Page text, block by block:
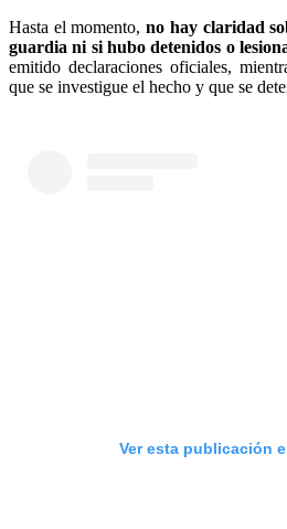
Hasta el momento,no hay claridad
guardia ni si hubo detenidos o
emitido declaraciones oficiales,
que se investigue el hecho y que se
Ver esta publicación